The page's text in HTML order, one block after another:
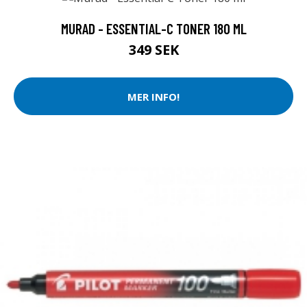
MURAD - ESSENTIAL-C TONER 180 ML
349 SEK
MER INFO!